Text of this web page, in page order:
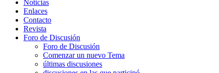
Noticias
Enlaces
Contacto
Revista
Foro de Discusión
Foro de Discusión
Comenzar un nuevo Tema
últimas discusiones